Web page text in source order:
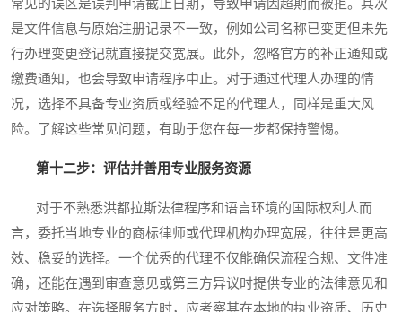
常见的误区是误判申请截止日期，导致申请因超期而被拒。其次
是文件信息与原始注册记录不一致，例如公司名称已变更但未先
行办理变更登记就直接提交宽展。此外，忽略官方的补正通知或
缴费通知，也会导致申请程序中止。对于通过代理人办理的情
况，选择不具备专业资质或经验不足的代理人，同样是重大风
险。了解这些常见问题，有助于您在每一步都保持警惕。
第十二步：评估并善用专业服务资源
对于不熟悉洪都拉斯法律程序和语言环境的国际权利人而
言，委托当地专业的商标律师或代理机构办理宽展，往往是更高
效、稳妥的选择。一个优秀的代理不仅能确保流程合规、文件准
确，还能在遇到审查意见或第三方异议时提供专业的法律意见和
应对策略。在选择服务方时，应考察其在本地的执业资质、历史